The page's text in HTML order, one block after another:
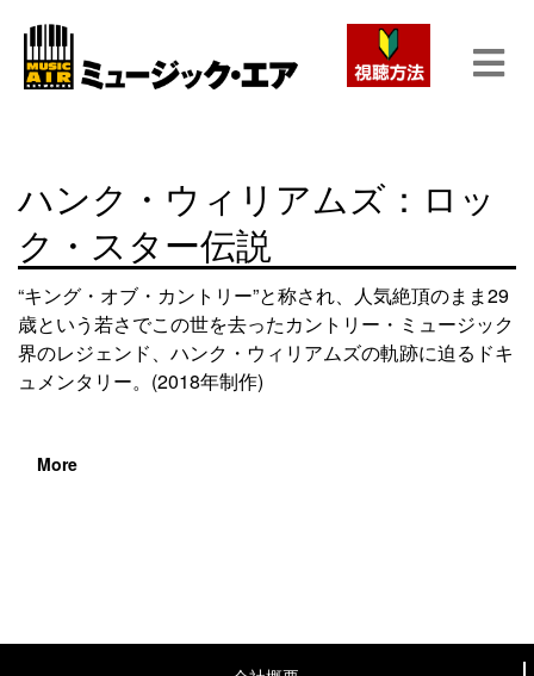
ハンク・ウィリアムズ：ロッ
ク・スター伝説
“キング・オブ・カントリー”と称され、人気絶頂のまま29
歳という若さでこの世を去ったカントリー・ミュージック
界のレジェンド、ハンク・ウィリアムズの軌跡に迫るドキ
ュメンタリー。(2018年制作)
More